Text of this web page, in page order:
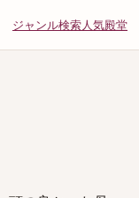
ジャンル検索人気殿堂